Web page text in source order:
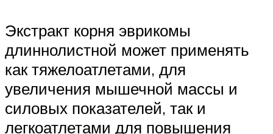
Экстракт корня эврикомы
длиннолистной может применять
как тяжелоатлетами, для
увеличения мышечной массы и
силовых показателей, так и
легкоатлетами для повышения